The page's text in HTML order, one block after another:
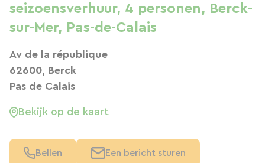
seizoensverhuur, 4 personen, Berck-
sur-Mer, Pas-de-Calais
Av de la république
62600, Berck
Pas de Calais
Bekijk op de kaart
Bellen Een bericht sturen